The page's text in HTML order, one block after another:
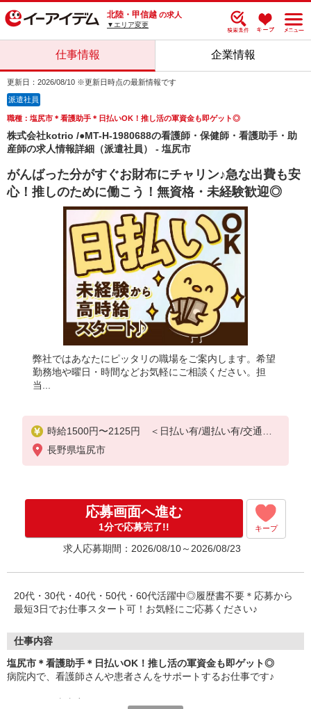
北陸・甲信越 の求人
▼エリア変更
仕事情報 企業情報
更新日：2026/08/10 ※更新日時点の最新情報です
派遣社員
職種：塩尻市＊看護助手＊日払いOK！推し活の軍資金も即ゲット◎
株式会社kotrio /●MT-H-1980688の看護師・保健師・看護助手・助
産師の求人情報詳細（派遣社員） - 塩尻市
がんばった分がすぐお財布にチャリン♪急な出費も安
心！推しのために働こう！無資格・未経験歓迎◎
弊社ではあなたにピッタリの職場をご案内します。希望
勤務地や曜日・時間などお気軽にご相談ください。担
当...
時給1500円〜2125円 ＜日払い有/週払い有/交通費
全支給(ガソリン代含む)＞
長野県塩尻市
応募画面へ進む
1分で応募完了!! キープ
求人応募期間：2026/08/10～2026/08/23
20代・30代・40代・50代・60代活躍中◎履歴書不要＊応募から
最短3日でお仕事スタート可！お気軽にご応募ください♪
仕事内容
塩尻市＊看護助手＊日払いOK！推し活の軍資金も即ゲット◎
病院内で、看護師さんや患者さんをサポートするお仕事です♪